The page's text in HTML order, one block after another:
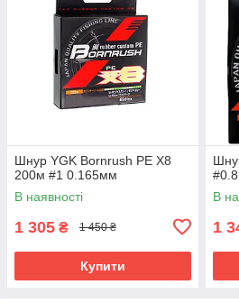
Шнур YGK Bornrush PE X8
200м #1 0.165мм
В наявності
1 305 ₴ 1 450 ₴
Купити
В
1